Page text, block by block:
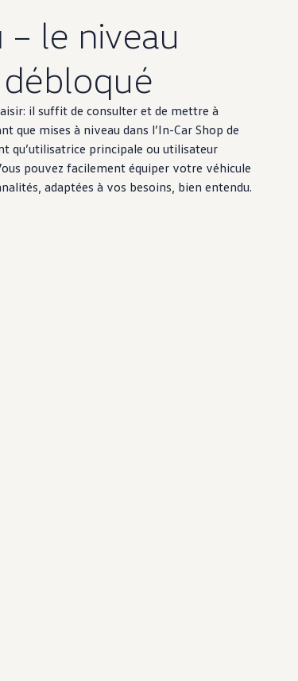
– le niveau
il suffit de consulter et de mettre à
que mises à niveau dans l’In-Car Shop de
qu’utilisatrice principale ou utilisateur
pouvez facilement équiper votre véhicule
adaptées à vos besoins, bien entendu.